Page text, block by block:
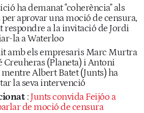
ha demanat "coherència" als
aprovar una moció de censura,
respondre a la invitació de Jordi
la a Waterloo
amb els empresaris Marc Murtra
Creuheras (Planeta) i Antoni
Albert Batet (Junts) ha
la seva intervenció
: Junts convida Feijóo a
de moció de censura